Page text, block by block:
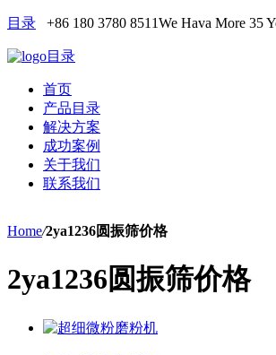
目录 +86 180 3780 8511We Hava More 35
目录
首页
产品目录
解决方案
成功案例
关于我们
联系我们
Home/2ya1236圆振筛价格
2ya1236圆振筛价格